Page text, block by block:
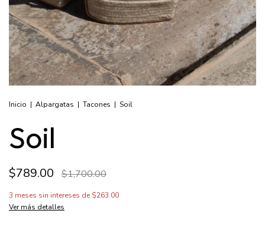
Inicio | Alpargatas | Tacones | Soil
Soil
$789.00 $1,700.00
3 meses sin intereses de $263.00
Ver más detalles